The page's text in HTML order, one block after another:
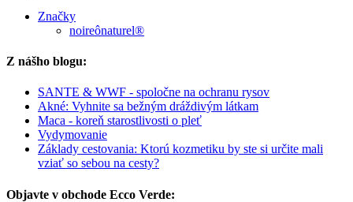
Značky
noireônaturel®
Z nášho blogu:
SANTE & WWF - spoločne na ochranu rysov
Akné: Vyhnite sa bežným dráždivým látkam
Maca - koreň starostlivosti o pleť
Vydymovanie
Základy cestovania: Ktorú kozmetiku by ste si určite mali
vziať so sebou na cesty?
Objavte v obchode Ecco Verde: